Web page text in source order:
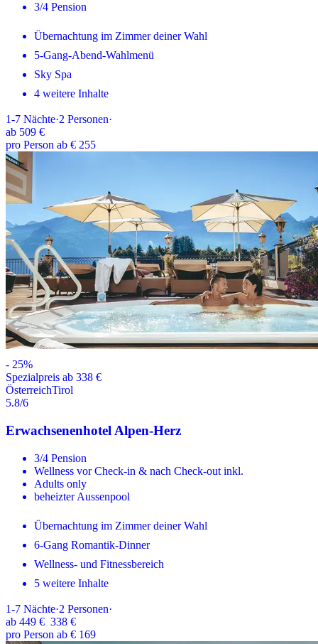
3/4 Pension
Übernachtung im Zimmer deiner Wahl
5-Gang-Abend-Wahlmenü
Sky Spa
4 weitere Inhalte
1-7 Nächte·2 Personen·
ab 509 €
pro Person ab € 255
- 25%
Spezialpreis ab 338 €
ÖsterreichTirol
5.8/6
Erwachsenenhotel Alpen-Herz
3/4 Pension
Wellness vor Check-in & nach Check-out inkl.
Adults only
beheizter Aussenpool
Übernachtung im Zimmer deiner Wahl
6-Gang Romantik-Dinner
Wellness- und Fitnessbereich
5 weitere Inhalte
1-7 Nächte·2 Personen·
ab 449 € 338 €
pro Person ab € 169